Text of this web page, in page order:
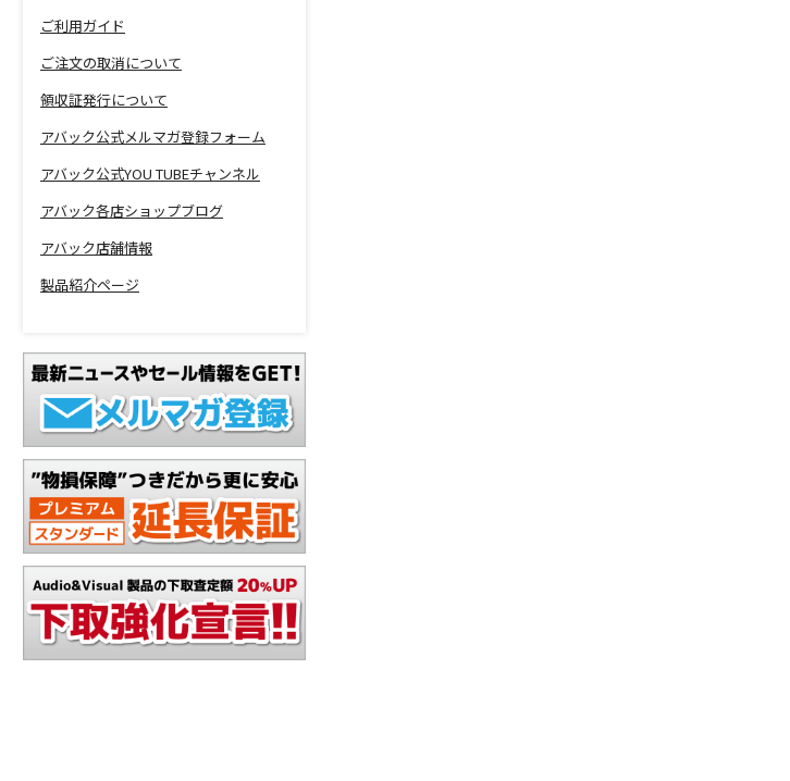
ご利用ガイド
ご注文の取消について
領収証発行について
アバック公式メルマガ登録フォーム
アバック公式YOU TUBEチャンネル
アバック各店ショップブログ
アバック店舗情報
製品紹介ページ